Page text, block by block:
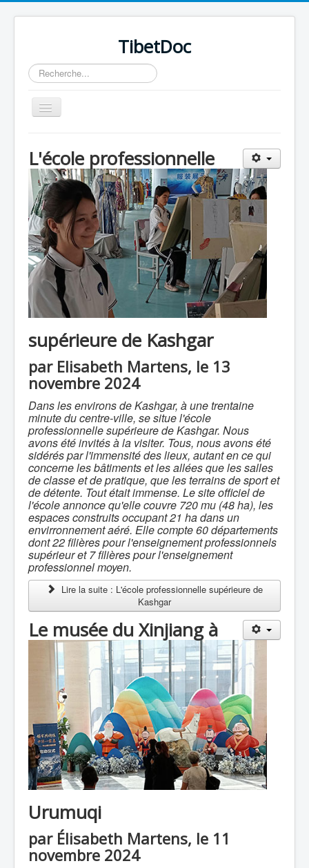
TibetDoc
Rechercher
Basculer
la
L'école professionnelle
supérieure de Kashgar
par Elisabeth Martens, le 13
novembre 2024
Dans les environs de Kashgar, à une trentaine
minute du centre-ville, se situe l'école
professionnelle supérieure de Kashgar. Nous
avons été invités à la visiter. Tous, nous avons été
sidérés par l'immensité des lieux, autant en ce qui
concerne les bâtiments et les allées que les salles
de classe et de pratique, que les terrains de sport et
de détente. Tout était immense. Le site officiel de
l'école annonce qu'elle couvre 720 mu (48 ha), les
espaces construits occupant 21 ha dans un
envirronnement aéré. Elle compte 60 départements
dont 22 filières pour l'enseignement professionnels
supérieur et 7 filières pour l'enseignement
professionnel moyen.
Lire la suite : L'école professionnelle supérieure de
Kashgar
Le musée du Xinjiang à
Urumuqi
par Élisabeth Martens, le 11
novembre 2024